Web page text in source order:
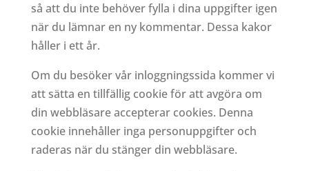
så att du inte behöver fylla i dina uppgifter igen
när du lämnar en ny kommentar. Dessa kakor
håller i ett år.
Om du besöker vår inloggningssida kommer vi
att sätta en tillfällig cookie för att avgöra om
din webbläsare accepterar cookies. Denna
cookie innehåller inga personuppgifter och
raderas när du stänger din webbläsare.